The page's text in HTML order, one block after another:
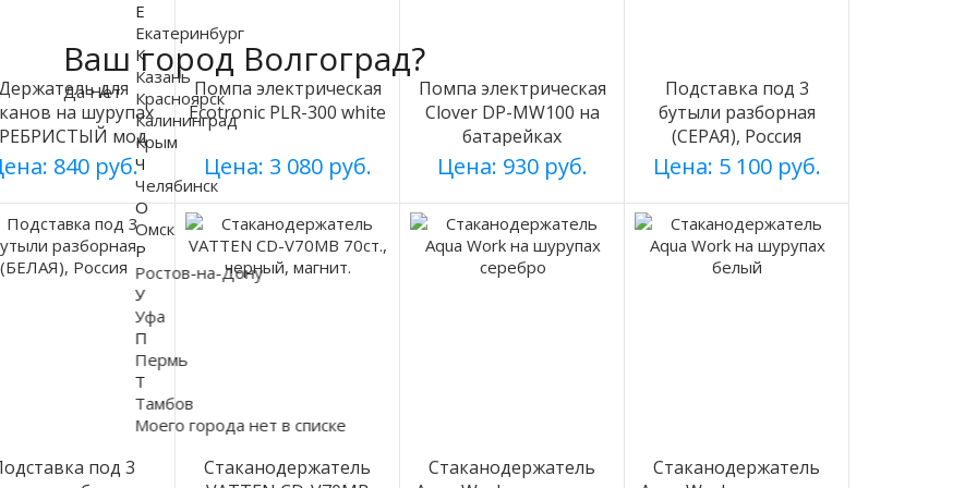
для
на шурупах
мод
003
840 руб.
Помпа электрическая
Ecotronic PLR-300 white
Цена: 3 080 руб.
Помпа электрическая
Clover DP-MW100 на
батарейках
Цена: 930 руб.
Подставка под 3
бутыли разборная
(СЕРАЯ), Россия
Цена: 5 100 руб.
под 3
Стаканодержатель
Стаканодержатель
Стаканодержатель
Ваш город Волгоград?
Да Нет
Е
Екатеринбург
К
Казань
Красноярск
Калининград
Крым
Ч
Челябинск
О
Омск
Р
Ростов-на-Дону
У
Уфа
П
Пермь
Т
Тамбов
Моего города нет в списке